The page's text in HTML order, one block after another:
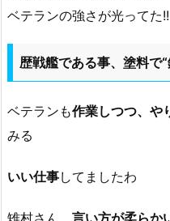
ベテランの強さが光ってた!!
歴戦艦である事、塗料で
ベテランも作業しつつ、や
みる
いい仕事してましたわ
雉村さん、 言い方が柔らか